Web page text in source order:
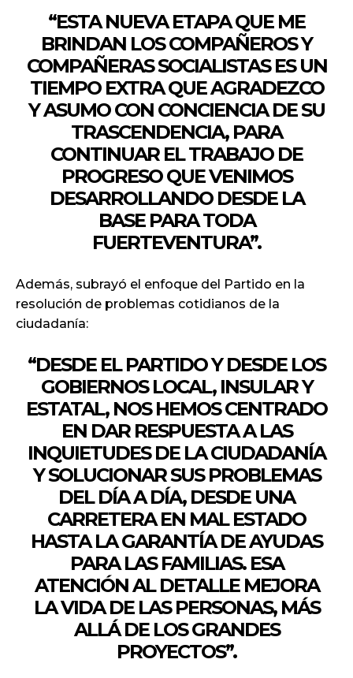
“ESTA NUEVA ETAPA QUE ME
BRINDAN LOS COMPAÑEROS Y
COMPAÑERAS SOCIALISTAS ES UN
TIEMPO EXTRA QUE AGRADEZCO
Y ASUMO CON CONCIENCIA DE SU
TRASCENDENCIA, PARA
CONTINUAR EL TRABAJO DE
PROGRESO QUE VENIMOS
DESARROLLANDO DESDE LA
BASE PARA TODA
FUERTEVENTURA”.
Además, subrayó el enfoque del Partido en la
resolución de problemas cotidianos de la
ciudadanía:
“DESDE EL PARTIDO Y DESDE LOS
GOBIERNOS LOCAL, INSULAR Y
ESTATAL, NOS HEMOS CENTRADO
EN DAR RESPUESTA A LAS
INQUIETUDES DE LA CIUDADANÍA
Y SOLUCIONAR SUS PROBLEMAS
DEL DÍA A DÍA, DESDE UNA
CARRETERA EN MAL ESTADO
HASTA LA GARANTÍA DE AYUDAS
PARA LAS FAMILIAS. ESA
ATENCIÓN AL DETALLE MEJORA
LA VIDA DE LAS PERSONAS, MÁS
ALLÁ DE LOS GRANDES
PROYECTOS”.